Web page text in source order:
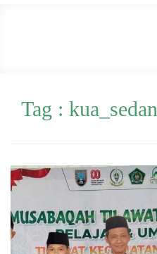
Tag : kua_sedan